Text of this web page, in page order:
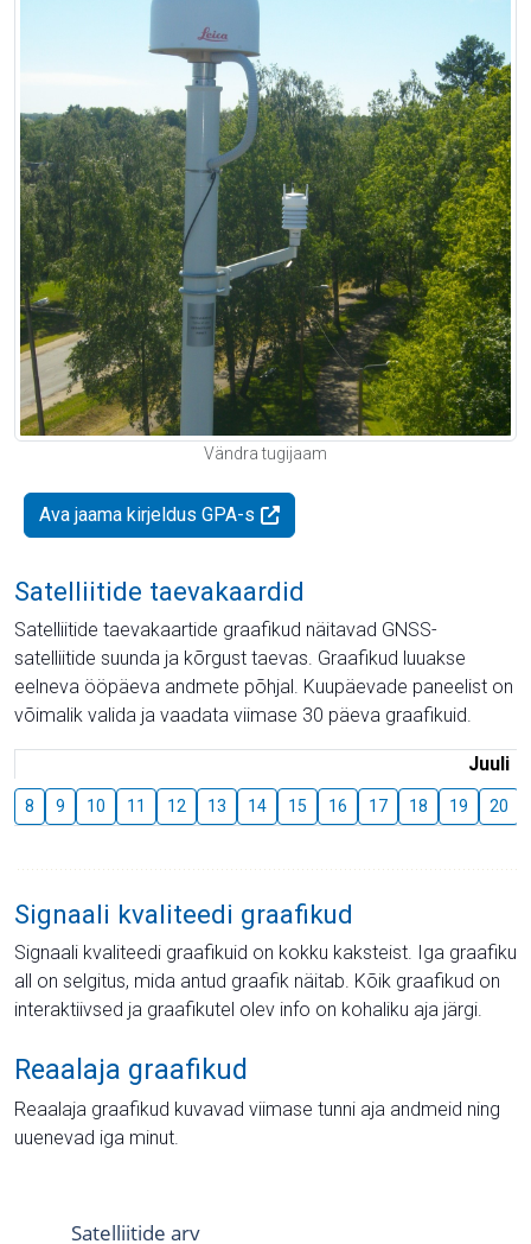
Vändra tugijaam
Ava jaama kirjeldus GPA-s
Satelliitide taevakaardid
Satelliitide taevakaartide graafikud näitavad GNSS-
satelliitide suunda ja kõrgust taevas. Graafikud luuakse
eelneva ööpäeva andmete põhjal. Kuupäevade paneelist on
võimalik valida ja vaadata viimase 30 päeva graafikuid.
Juuli
8 9 10 11 12 13 14 15 16 17 18 19 20
Signaali kvaliteedi graafikud
Signaali kvaliteedi graafikuid on kokku kaksteist. Iga graafiku
all on selgitus, mida antud graafik näitab. Kõik graafikud on
interaktiivsed ja graafikutel olev info on kohaliku aja järgi.
Reaalaja graafikud
Reaalaja graafikud kuvavad viimase tunni aja andmeid ning
uuenevad iga minut.